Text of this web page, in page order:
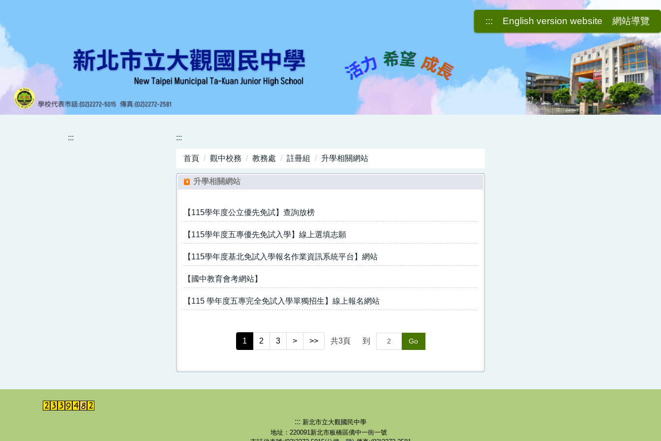
主
要
容
::: English version website 網站導覽
::: :::
首頁 觀中校務 教務處 註冊組 升學相關網站
升學相關網站
【115學年度公立優先免試】查詢放榜
【115學年度五專優先免試入學】線上選填志願
【115學年度基北免試入學報名作業資訊系統平台】網站
【國中教育會考網站】
【115 學年度五專完全免試入學單獨招生】線上報名網站
1 2 3 > >> 共3頁 到 Go
::: 新北市立大觀國民中學
地址：220091新北市板橋區僑中一街一號